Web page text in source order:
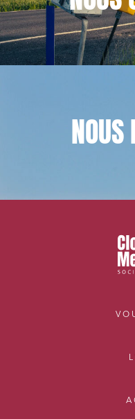
NOUS